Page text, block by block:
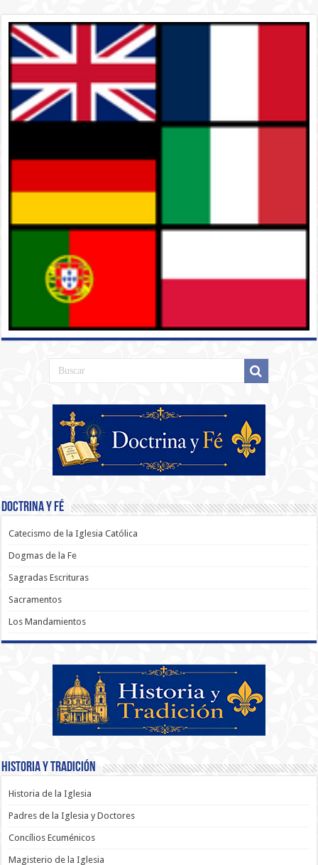
Doctrina y Fé
Catecismo de la Iglesia Católica
Dogmas de la Fe
Sagradas Escrituras
Sacramentos
Los Mandamientos
Historia y Tradición
Historia de la Iglesia
Padres de la Iglesia y Doctores
Concílios Ecuménicos
Magisterio de la Iglesia